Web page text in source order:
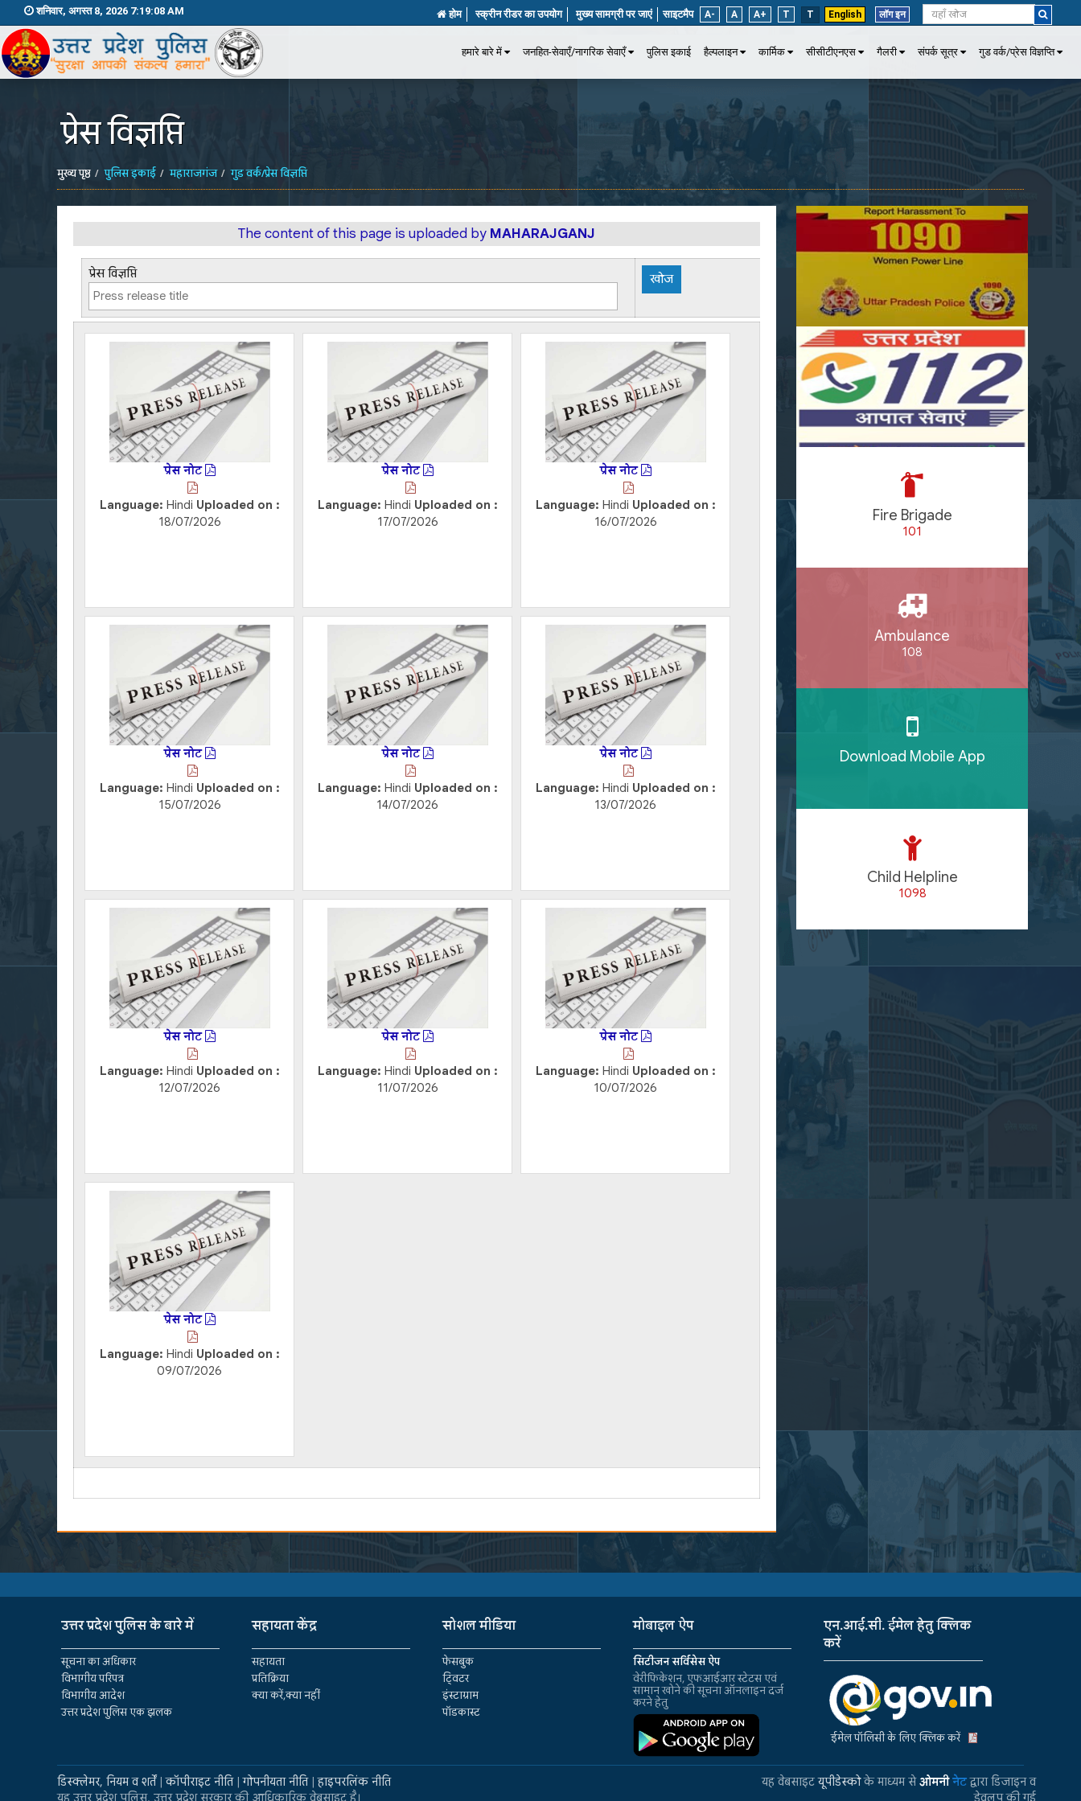
शनिवार, अगस्त 8, 2026 7:19:08 AM होम स्क्रीन रीडर का उपयोग मुख्य सामग्री पर जाएं साइटमैप A- A A+ T T English लॉग इन
हमारे बारे में जनहित-सेवाएँ/नागरिक सेवाएँ पुलिस इकाई हैल्पलाइन कार्मिक सीसीटीएनएस गैलरी संपर्क सूत्र गुड वर्क/प्रेस विज्ञप्ति
प्रेस विज्ञप्ति
मुख्य पृष्ठ पुलिस इकाई महाराजगंज गुड वर्क/प्रेस विज्ञप्ति
The content of this page is uploaded by MAHARAJGANJ
प्रेस विज्ञप्ति
प्रेस नोट
Language: Hindi Uploaded on :
18/07/2026
प्रेस नोट
Language: Hindi Uploaded on :
17/07/2026
प्रेस नोट
Language: Hindi Uploaded on :
16/07/2026
प्रेस नोट
Language: Hindi Uploaded on :
15/07/2026
प्रेस नोट
Language: Hindi Uploaded on :
14/07/2026
प्रेस नोट
Language: Hindi Uploaded on :
13/07/2026
प्रेस नोट
Language: Hindi Uploaded on :
12/07/2026
प्रेस नोट
Language: Hindi Uploaded on :
11/07/2026
प्रेस नोट
Language: Hindi Uploaded on :
10/07/2026
प्रेस नोट
Language: Hindi Uploaded on :
09/07/2026
Fire Brigade
101
Ambulance
108
Download Mobile App
Child Helpline
1098
उत्तर प्रदेश पुलिस के बारे में
सूचना का अधिकार
विभागीय परिपत्र
विभागीय आदेश
उत्तर प्रदेश पुलिस एक झलक
सहायता केंद्र
सहायता
प्रतिक्रिया
क्या करें,क्या नहीं
सोशल मीडिया
फेसबुक
ट्विटर
इंस्टाग्राम
पॉडकास्ट
मोबाइल ऐप
सिटीजन सर्विसेस ऐप
वेरीफिकेशन, एफआईआर स्टेटस एवं
सामान खोने की सूचना ऑनलाइन दर्ज
करने हेतु
एन.आई.सी. ईमेल हेतु क्लिक
करें
ईमेल पॉलिसी के लिए क्लिक करें
डिस्क्लेमर, नियम व शर्तें|कॉपीराइट नीति|गोपनीयता नीति|हाइपरलिंक नीति
यह उत्तर प्रदेश पुलिस, उत्तर प्रदेश सरकार की आधिकारिक वेबसाइट है।
यह वेबसाइटयूपीडेस्कोके माध्यम सेओमनीनेटद्वारा डिजाइन व
डेवलप की गई